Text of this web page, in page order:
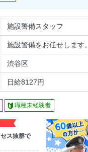
施設警備スタッフ
施設警備をお任せします。
渋谷区
日給8127円
職種未経験者
ス抜群で